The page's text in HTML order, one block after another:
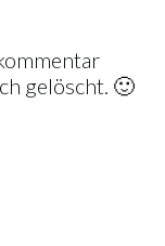
gelöscht. 🙂